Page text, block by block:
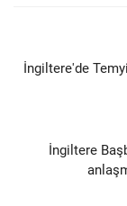
İngiltere'de
İngiltere